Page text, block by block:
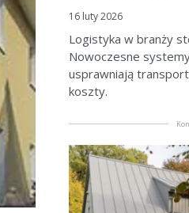
16 luty 2026
Logistyka w branży
Nowoczesne
usprawniają
koszty.